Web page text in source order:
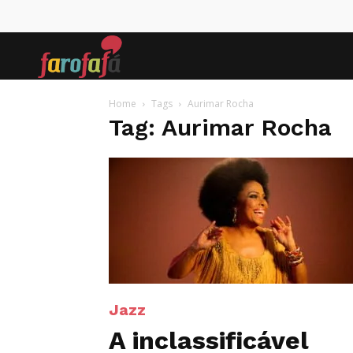
Home Tags Aurimar Rocha
Tag: Aurimar Rocha
Jazz
A inclassificável